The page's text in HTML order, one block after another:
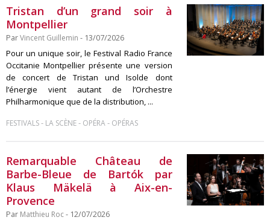
Tristan d’un grand soir à
Montpellier
ParVincent Guillemin - 13/07/2026
Pour un unique soir, le Festival Radio France
Occitanie Montpellier présente une version
de concert de Tristan und Isolde dont
l’énergie vient autant de l’Orchestre
Philharmonique que de la distribution, ...
FESTIVALS- LA SCÈNE- OPÉRA- OPÉRAS
Remarquable Château de
Barbe-Bleue de Bartók par
Klaus Mäkelä à Aix-en-
Provence
Par Matthieu Roc- 12/07/2026